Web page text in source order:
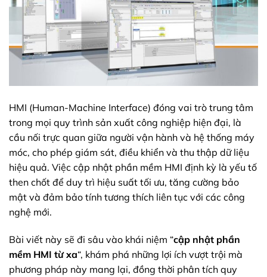
HMI (Human-Machine Interface) đóng vai trò trung tâm
trong mọi quy trình sản xuất công nghiệp hiện đại, là
cầu nối trực quan giữa người vận hành và hệ thống máy
móc, cho phép giám sát, điều khiển và thu thập dữ liệu
hiệu quả. Việc cập nhật phần mềm HMI định kỳ là yếu tố
then chốt để duy trì hiệu suất tối ưu, tăng cường bảo
mật và đảm bảo tính tương thích liên tục với các công
nghệ mới.
Bài viết này sẽ đi sâu vào khái niệm “cập nhật phần
mềm HMI từ xa“, khám phá những lợi ích vượt trội mà
phương pháp này mang lại, đồng thời phân tích quy